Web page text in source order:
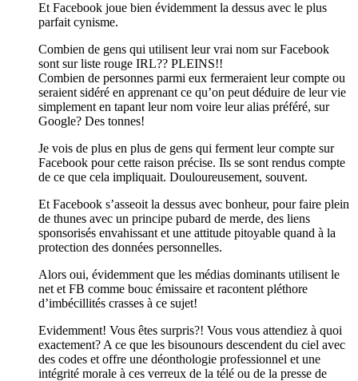
Et Facebook joue bien évidemment la dessus avec le plus
parfait cynisme.
Combien de gens qui utilisent leur vrai nom sur Facebook
sont sur liste rouge IRL?? PLEINS!!
Combien de personnes parmi eux fermeraient leur compte ou
seraient sidéré en apprenant ce qu’on peut déduire de leur vie
simplement en tapant leur nom voire leur alias préféré, sur
Google? Des tonnes!
Je vois de plus en plus de gens qui ferment leur compte sur
Facebook pour cette raison précise. Ils se sont rendus compte
de ce que cela impliquait. Douloureusement, souvent.
Et Facebook s’asseoit la dessus avec bonheur, pour faire plein
de thunes avec un principe pubard de merde, des liens
sponsorisés envahissant et une attitude pitoyable quand à la
protection des données personnelles.
Alors oui, évidemment que les médias dominants utilisent le
net et FB comme bouc émissaire et racontent pléthore
d’imbécillités crasses à ce sujet!
Evidemment! Vous êtes surpris?! Vous vous attendiez à quoi
exactement? A ce que les bisounours descendent du ciel avec
des codes et offre une déonthologie professionnel et une
intégrité morale à ces verreux de la télé ou de la presse de